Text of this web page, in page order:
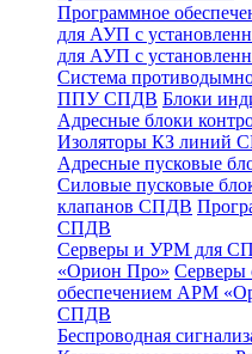
Программное
для АУП с
для АУП с
Система
ППУ СПДВ Блоки
Адресные блоки
Изоляторы КЗ линий
Адресные пусковые
Силовые пусковые
клапанов СПДВ
СПДВ
Серверы и УРМ для
«Орион Про» Серверы
обеспечением АРМ
СПДВ
Беспроводная